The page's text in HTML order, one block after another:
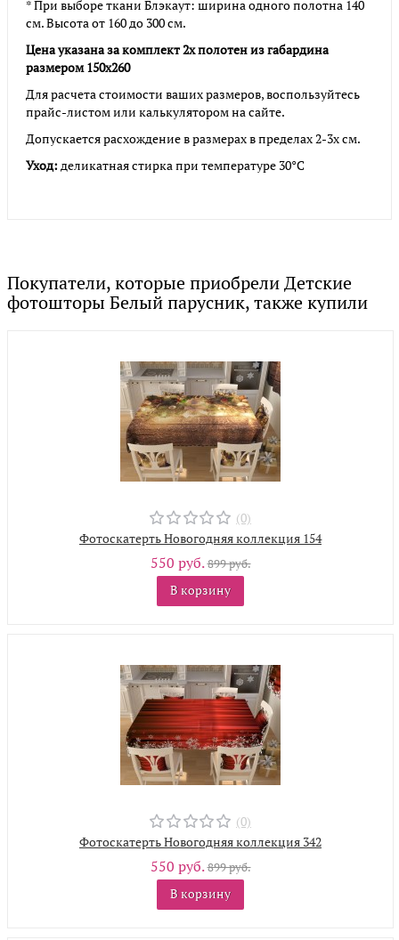
* При выборе ткани Блэкаут: ширина одного полотна 140
см. Высота от 160 до 300 см.
Цена указана за комплект 2х полотен из габардина
размером 150х260
Для расчета стоимости ваших размеров, воспользуйтесь
прайс-листом или калькулятором на сайте.
Допускается расхождение в размерах в пределах 2-3х см.
Уход: деликатная стирка при температуре 30°С
Покупатели, которые приобрели Детские
фотошторы Белый парусник, также купили
(0)
Фотоскатерть Новогодняя коллекция 154
550 руб.899 руб.
В корзину
(0)
Фотоскатерть Новогодняя коллекция 342
550 руб.899 руб.
В корзину